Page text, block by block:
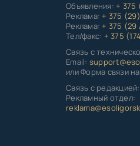
Объявления:+ 375
Реклама:+ 375
Реклама:+ 375 (29
Тел/факс: + 375
Связь с
Email:
или Форма связи
Связь с редакцией:
Рекламный отдел: